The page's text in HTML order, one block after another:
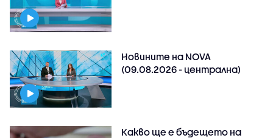
Новините на NOVA
(09.08.2026 - централна)
Какво ще е бъдещето на